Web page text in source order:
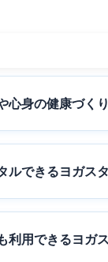
心身の健康づく
ルできるヨガス
利用できるヨガ